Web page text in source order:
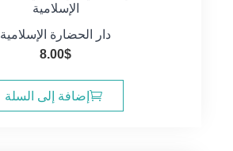
الإسلامية
دار الحضارة الإسلامية
8.00$
إضافة إلى السلة